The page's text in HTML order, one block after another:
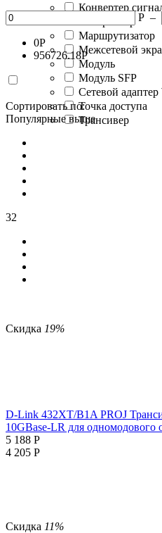
Конвертер
Маршрутизатор
Межсетевой
Модуль
Модуль SFP
Сетевой адаптер
Точка доступа
Трансивер
Р –
0Р
956726.18Р
Сортировать по:
Популярные выше
32
Скидка 19%
D-Link 432XT/B1A PROJ
10GBase-LR для одномодового
5 188 Р
4 205 Р
Скидка 11%